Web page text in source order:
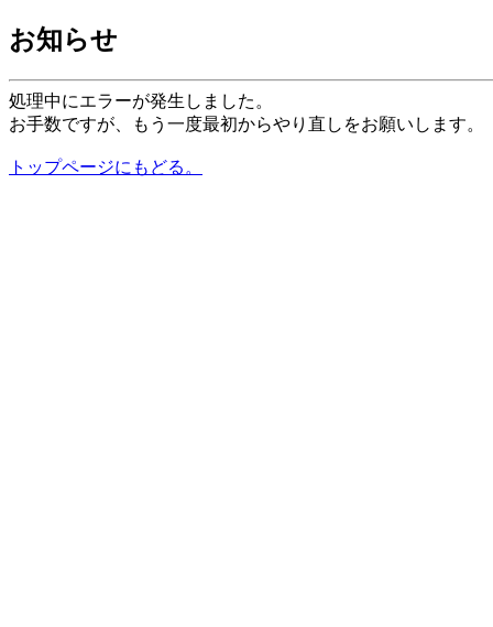
お知らせ
処理中にエラーが発生しました。
お手数ですが、もう一度最初からやり直しをお願いします。
トップページにもどる。